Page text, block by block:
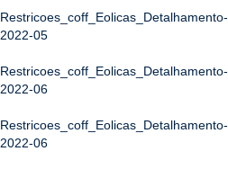
Restricoes_coff_Eolicas_Detalhamento-
2022-05
Restricoes_coff_Eolicas_Detalhamento-
2022-06
Restricoes_coff_Eolicas_Detalhamento-
2022-06